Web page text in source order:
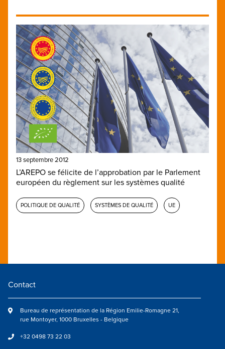
13 septembre 2012
L’AREPO se félicite de l’approbation par le Parlement
européen du règlement sur les systèmes qualité
POLITIQUE DE QUALITÉ SYSTÈMES DE QUALITÉ UE
Contact
Bureau de représentation de la Région Emilie-Romagne 21,
rue Montoyer, 1000 Bruxelles - Belgique
+32 0498 73 22 03